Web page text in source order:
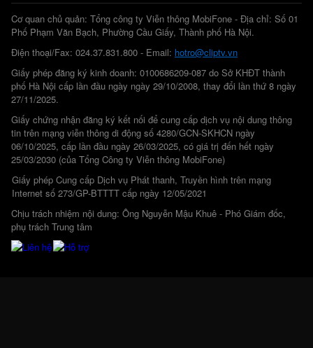
Cơ quan chủ quản: Tổng công ty Viễn thông MobiFone - Địa chỉ: Số 01
Phố Phạm Văn Bạch, Phường Cầu Giấy, Thành phố Hà Nội.
Điện thoại/Fax: 024.37.831.800 - Email: hotro@cliptv.vn
Giấy phép đăng ký kinh doanh: 0100686209-087 do Sở KHĐT thành
phố Hà Nội cấp lần đầu ngày ngày 29/10/2008, thay đổi lần thứ 8 ngày
27/11/2025.
Giấy chứng nhận đăng ký kết nối để cung cấp dịch vụ nội dung thông
tin trên mạng viễn thông di động số 4280/GCN-SKHCN ngày
06/10/2025, cấp lần đầu ngày 26/03/2025, có giá trị đến hết ngày
25/03/2030 (của Tổng Công ty Viễn thông MobiFone)
Giấy phép Cung cấp Dịch vụ Phát thanh, Truyền hình trên mạng
Internet số 273/GP-BTTTT cấp ngày 12/05/2021
Chịu trách nhiệm nội dung: Ông Nguyễn Mậu Khuê - Phó Giám đốc,
phụ trách Trung tâm